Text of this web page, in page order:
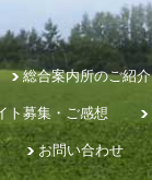
総合案内所のご紹介
ト募集・ご感想
お問い合わせ